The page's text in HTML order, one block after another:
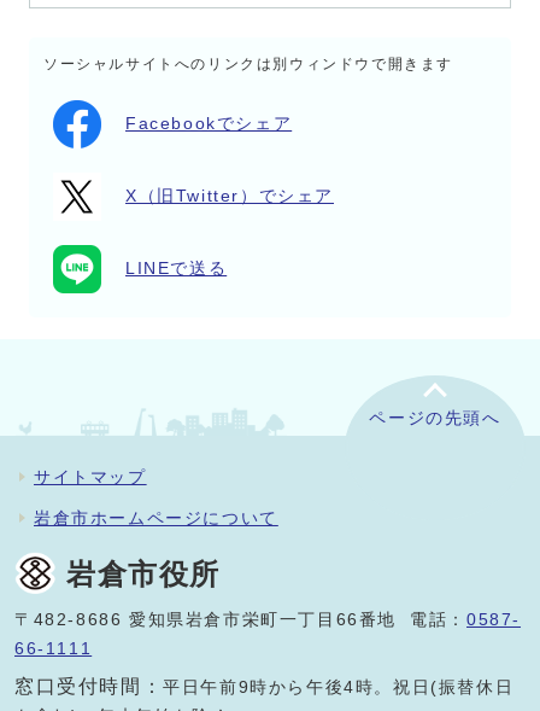
ソーシャルサイトへのリンクは別ウィンドウで開きます
Facebookでシェア
X（旧Twitter）でシェア
LINEで送る
ページの先頭へ
サイトマップ
岩倉市ホームページについて
岩倉市役所
〒482-8686 愛知県岩倉市栄町一丁目66番地 電話：0587-
66-1111
窓口受付時間：平日午前9時から午後4時。祝日(振替休日